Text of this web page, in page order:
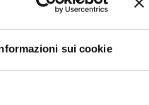
sui cookie
2026 dalle ore 9:00